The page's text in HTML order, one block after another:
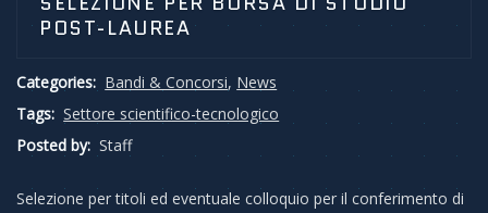
POST-LAUREA
Categories: Bandi & Concorsi, News
Tags: Settore scientifico-tecnologico
Posted by: Staff
Selezione per titoli ed eventuale colloquio per il conferimento di